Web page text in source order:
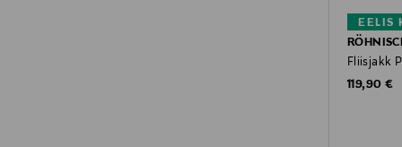
EELIS
Fliisjakk
Original
119,90 €